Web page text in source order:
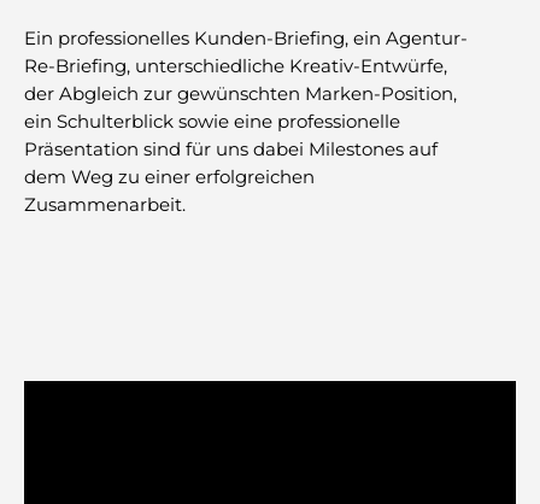
Ein professionelles Kunden-Briefing, ein Agentur-
Re-Briefing, unterschiedliche Kreativ-Entwürfe,
der Abgleich zur gewünschten Marken-Position,
ein Schulterblick sowie eine professionelle
Präsentation sind für uns dabei Milestones auf
dem Weg zu einer erfolgreichen
Zusammenarbeit.